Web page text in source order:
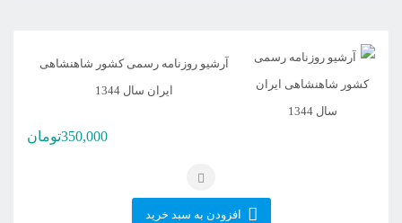
آرشیو روزنامه رسمی کشور شاهنشاهی
ایران سال 1344
350,000تومان
افزودن به سبد خرید